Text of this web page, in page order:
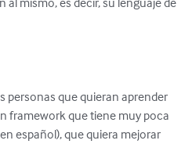
framework que tiene muy poca
español), que quiera mejorar